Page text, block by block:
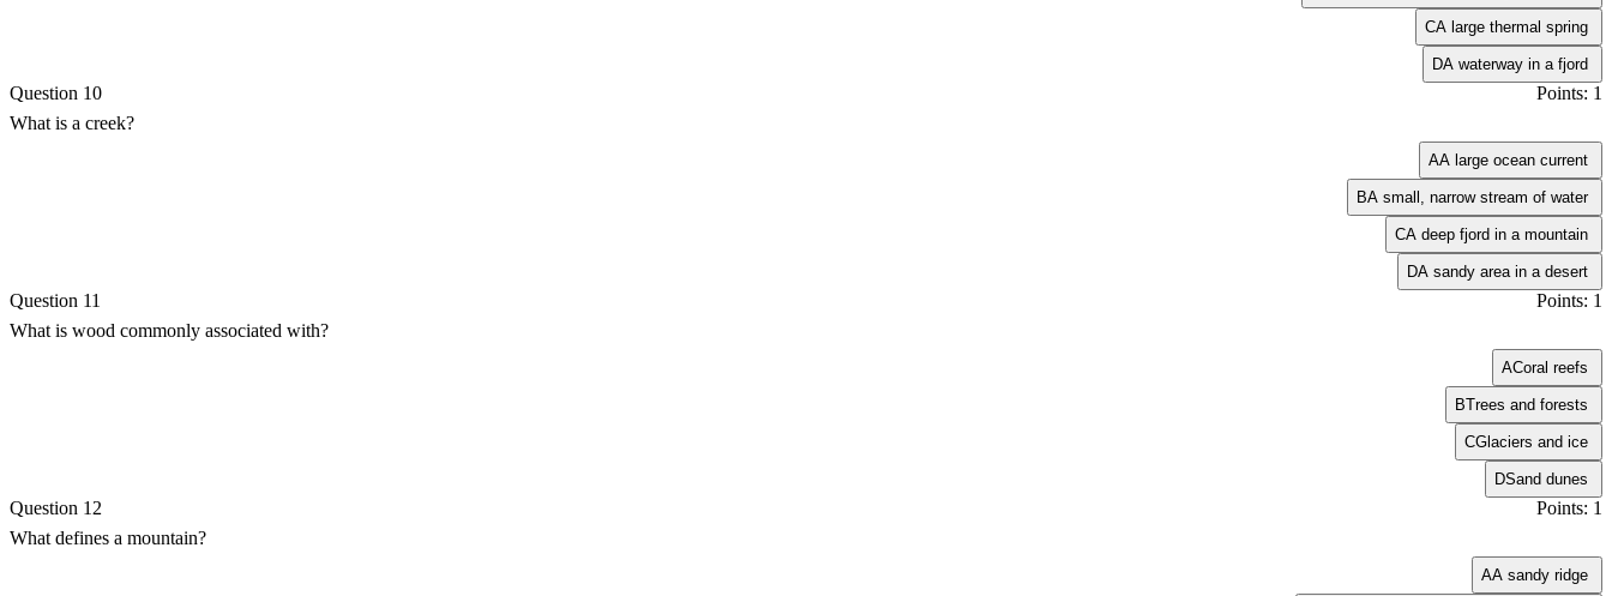
CA large thermal spring
DA waterway in a fjord
Question 10
Points: 1
What is a creek?
AA large ocean current
BA small, narrow stream of water
CA deep fjord in a mountain
DA sandy area in a desert
Question 11
Points: 1
What is wood commonly associated with?
ACoral reefs
BTrees and forests
CGlaciers and ice
DSand dunes
Question 12
Points: 1
What defines a mountain?
AA sandy ridge